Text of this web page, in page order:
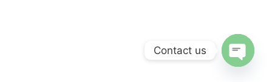
Contact us